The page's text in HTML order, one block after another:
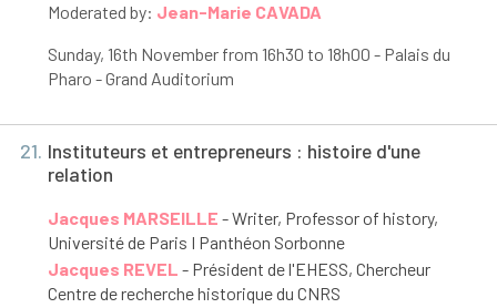
Moderated by: Jean-Marie CAVADA
Sunday, 16th November from 16h30 to 18h00 - Palais du
Pharo - Grand Auditorium
21. Instituteurs et entrepreneurs : histoire d'une
relation
Jacques MARSEILLE - Writer, Professor of history,
Université de Paris I Panthéon Sorbonne
Jacques REVEL - Président de l'EHESS, Chercheur
Centre de recherche historique du CNRS